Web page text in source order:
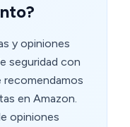
y opiniones
seguridad con
en Amazon.
opiniones